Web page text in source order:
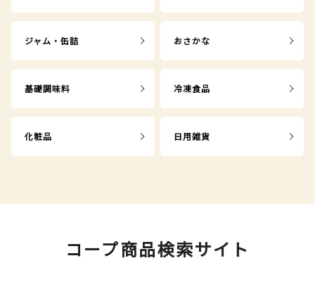
ジャム・缶詰 おさかな
基礎調味料 冷凍食品
化粧品 日用雑貨
コープ商品検索サイト